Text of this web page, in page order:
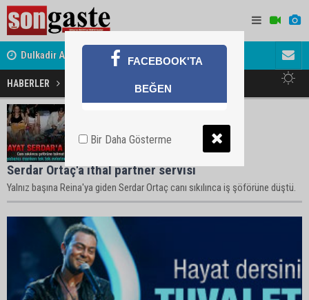
Dulkadir Ailesinin Mutlu Günü Gölbaşı
HABERLER Serdar Ortaç Haberleri
Serdar Ortaç'a ithal partner servisi
Yalnız başına Reina'ya giden Serdar Ortaç canı sıkılınca iş şöförüne düştü.
FACEBOOK'TA
BEĞEN
Bir Daha Gösterme